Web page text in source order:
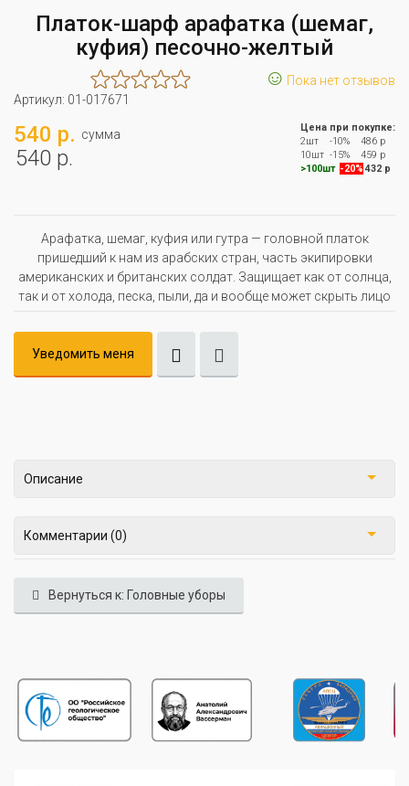
Платок-шарф арафатка (шемаг,
куфия) песочно-желтый
☺ Пока нет отзывов
Артикул: 01-017671
540 р. сумма
540 р.
Цена при покупке:
2шт
-10%
486 р
10шт -15%
459 р
>100шт -20% 432 р
Арафатка, шемаг, куфия или гутра — головной платок
пришедший к нам из арабских стран, часть экипировки
американских и британских солдат. Защищает как от солнца,
так и от холода, песка, пыли, да и вообще может скрыть лицо
Уведомить меня
Описание
Комментарии (0)
Вернуться к: Головные уборы